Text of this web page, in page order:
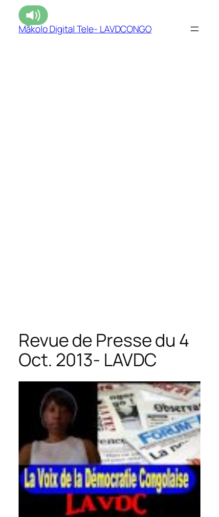
Makolo Digital Tele- LAVDCONGO
Revue de Presse du 4
Oct. 2013- LAVDC